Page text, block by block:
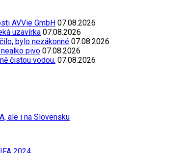
AVVie GmbH 07.08.2026
uzavírka 07.08.2026
bylo nezákonné 07.08.2026
pivo 07.08.2026
čistou vodou. 07.08.2026
ale i na Slovensku